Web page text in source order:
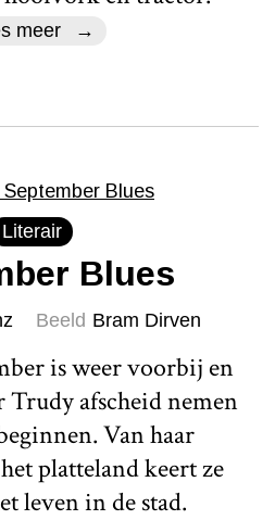
meer
Literair
Blues
Beeld Bram Dirven
is weer voorbij en
Trudy afscheid nemen
Van haar
platteland keert ze
leven in de stad.